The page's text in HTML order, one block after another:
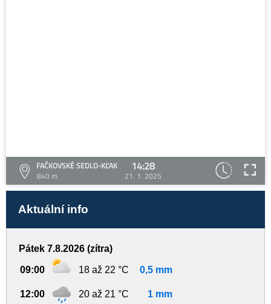
FAČKOVSKÉ SEDLO-KĽAK
840 m
14:28
21. 1. 2025
Aktuální info
Pátek 7.8.2026 (zítra)
09:00 18 až 22 °C 0,5 mm
12:00 20 až 21 °C 1 mm